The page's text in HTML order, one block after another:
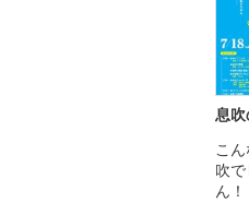
息吹
こ
吹
ん！